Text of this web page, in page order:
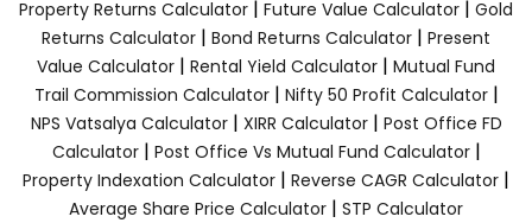
Property Returns Calculator | Future Value Calculator | Gold
Returns Calculator | Bond Returns Calculator | Present
Value Calculator | Rental Yield Calculator | Mutual Fund
Trail Commission Calculator| Nifty 50 Profit Calculator|
NPS Vatsalya Calculator| XIRR Calculator| Post Office FD
Calculator| Post Office Vs Mutual Fund Calculator|
Property Indexation Calculator | Reverse CAGR Calculator |
Average Share Price Calculator | STP Calculator